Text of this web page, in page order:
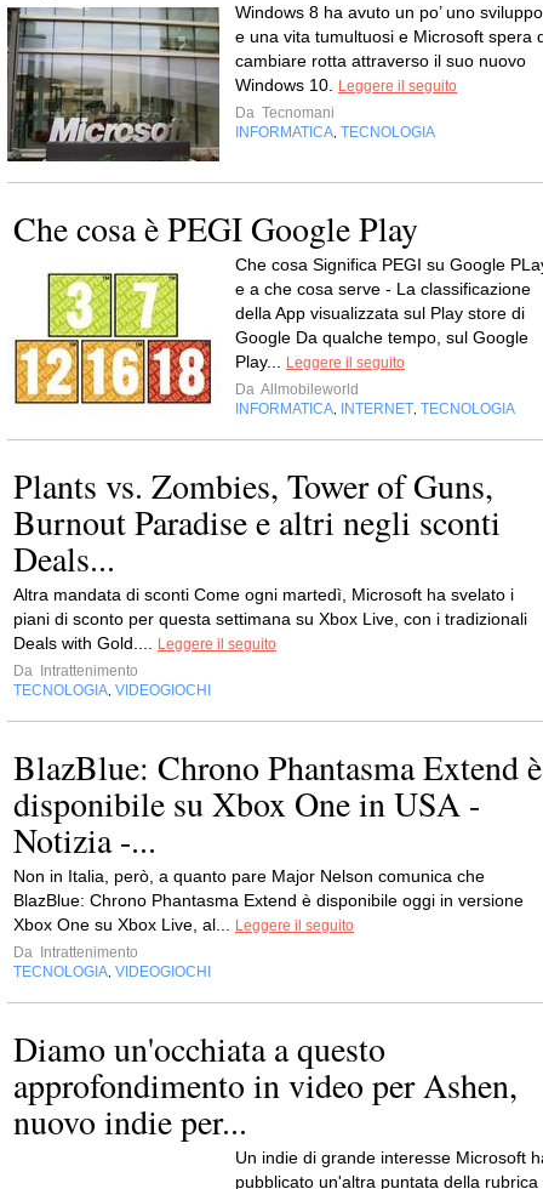
Windows 8 ha avuto un po’ uno sviluppo
e una vita tumultuosi e Microsoft spera
cambiare rotta attraverso il suo nuovo
Windows 10.
Leggere il seguito
Da Tecnomani
INFORMATICA TECNOLOGIA
Che cosa è PEGI Google Play
Che cosa Significa PEGI su Google
e a che cosa serve - La classificazione
della App visualizzata sul Play store di
Google Da qualche tempo, sul Google
Play...
Leggere il seguito
Da Allmobileworld
INFORMATICA INTERNET TECNOLOGIA
Plants vs. Zombies, Tower of Guns,
Burnout Paradise e altri negli sconti
Deals...
Altra mandata di sconti Come ogni martedì, Microsoft ha svelato i
piani di sconto per questa settimana su Xbox Live, con i tradizionali
Deals with Gold....
Leggere il seguito
Da Intrattenimento
TECNOLOGIA VIDEOGIOCHI
BlazBlue: Chrono Phantasma Extend è
disponibile su Xbox One in USA -
Notizia -...
Non in Italia, però, a quanto pare Major Nelson comunica che
BlazBlue: Chrono Phantasma Extend è disponibile oggi in versione
Xbox One su Xbox Live, al...
Leggere il seguito
Da Intrattenimento
TECNOLOGIA VIDEOGIOCHI
Diamo un'occhiata a questo
approfondimento in video per Ashen,
nuovo indie per...
Un indie di grande interesse Microsoft
pubblicato un'altra puntata della rubrica